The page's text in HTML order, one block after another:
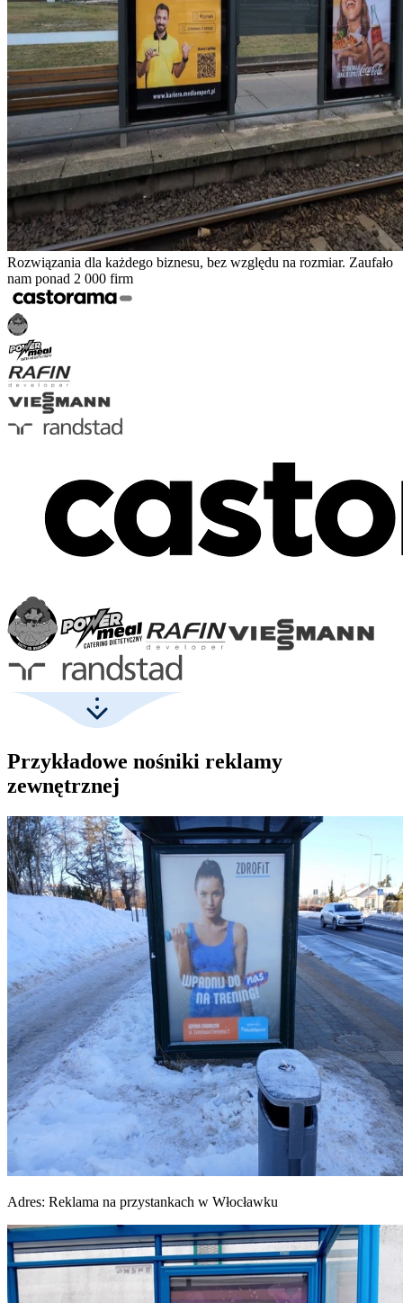
Rozwiązania dla każdego biznesu, bez względu na rozmiar. Zaufało
nam ponad 2 000 firm
Przykładowe nośniki reklamy
zewnętrznej
Adres: Reklama na przystankach w Włocławku